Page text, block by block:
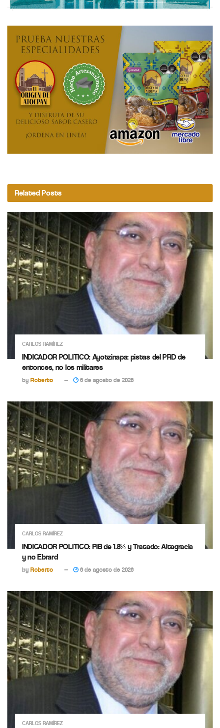
Related Posts
CARLOS RAMÍREZ
INDICADOR POLITICO: Ayotzinapa: pistas del PRD de
entonces, no los militares
by Roberto 6 de agosto de 2026
CARLOS RAMÍREZ
INDICADOR POLITICO: PIB de 1.8% y Tratado: Altagracia
y no Ebrard
by Roberto 6 de agosto de 2026
CARLOS RAMÍREZ